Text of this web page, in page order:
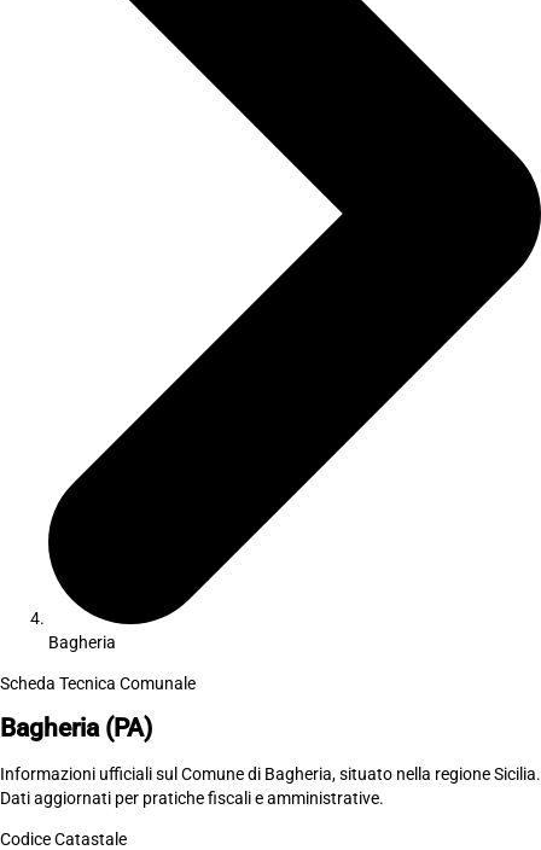
Bagheria
Scheda Tecnica Comunale
Bagheria (PA)
Informazioni ufficiali sul Comune di Bagheria, situato nella regione Sicilia.
Dati aggiornati per pratiche fiscali e amministrative.
Codice Catastale